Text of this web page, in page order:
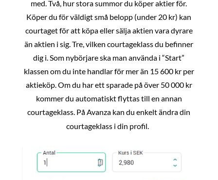
med. Två, hur stora summor du köper aktier för.
Köper du för väldigt små belopp (under 20 kr) kan
courtaget för att köpa eller sälja aktien vara dyrare
än aktien i sig. Tre, vilken courtageklass du befinner
dig i. Som nybörjare ska man använda i “Start”
klassen om du inte handlar för mer än 15 600 kr per
aktieköp. Om du har ett sparade på över 50 000 kr
kommer du automatiskt flyttas till en annan
courtageklass. På Avanza kan du enkelt ändra din
courtageklass i din profil.